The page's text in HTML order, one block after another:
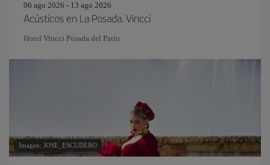
06 ago 2026 - 13 ago 2026
Acústicos en La Posada. Vincci
Hotel Vincci Posada del Patio
Imagen: JOSE_ESCUDERO